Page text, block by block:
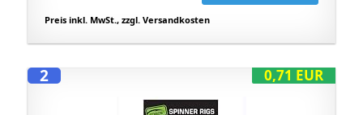
Preis inkl. MwSt., zzgl. Versandkosten
0,71 EUR
2